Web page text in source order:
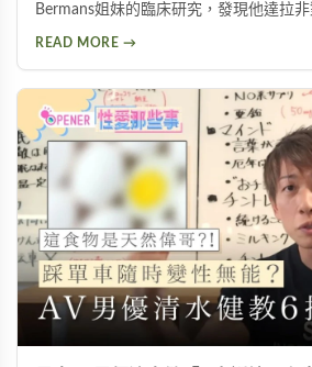
Bermans姐妹的臨床研究，發現他達拉
READ MORE →